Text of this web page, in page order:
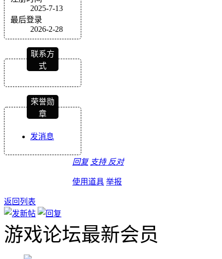
2025-7-13
最后登录
2026-2-28
联系方
式
荣誉勋
章
发消息
回复 支持 反对
使用道具 举报
返回列表
游戏论坛最新会员